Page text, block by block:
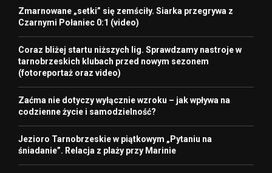
Zmarnowane „setki” się zemściły. Siarka przegrywa z
Czarnymi Połaniec 0:1 (video)
Coraz bliżej startu niższych lig. Sprawdzamy nastroje w
tarnobrzeskich klubach przed nowym sezonem
(fotoreportaż oraz video)
Zaćma nie dotyczy wyłącznie wzroku – jak wpływa na
codzienne życie i samodzielność?
Jezioro Tarnobrzeskie w piątkowym „Pytaniu na
śniadanie”. Relacja z plaży przy Marinie